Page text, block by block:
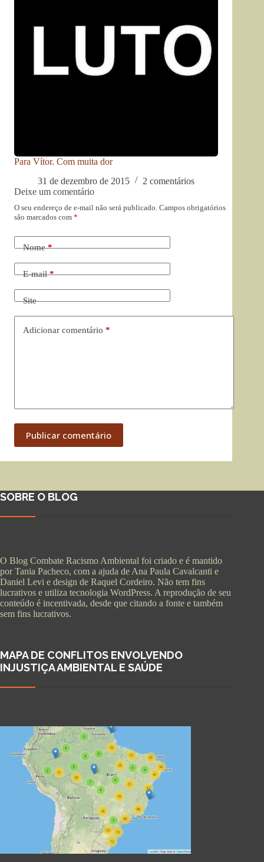
Para Vítor. Com muita dor
31 de dezembro de 2015
2 comentários
Deixe um comentário
O seu endereço de e-mail não será publicado. Campos obrigatórios
são marcados com *
Nome*
E-mail*
Site
Adicionar comentário *
Publicar comentário
SOBRE O BLOG
O Blog Combate Racismo Ambiental foi criado e é mantido
por Tania Pacheco, com a ajuda de Ana Paula Cavalcanti e
Daniel Levi e design de Raquel Cordeiro. Não tem fins
lucrativos e utiliza tecnologia WordPress. A reprodução de seu
conteúdo é incentivada, desde que citando a fonte e também
sem fins lucrativos.
MAPA DE CONFLITOS ENVOLVENDO
INJUSTIÇA AMBIENTAL E SAÚDE